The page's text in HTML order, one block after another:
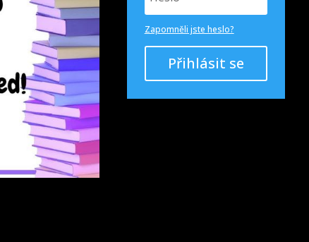
Zapomněli jste heslo?
Přihlásit se